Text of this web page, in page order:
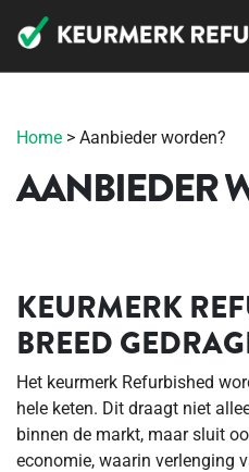
Home > Aanbieder worden?
AANBIEDER
KEURMERK
BREED
Het keurmerk Refurbished
hele keten. Dit draagt niet
binnen de markt, maar sluit
economie, waarin verlenging